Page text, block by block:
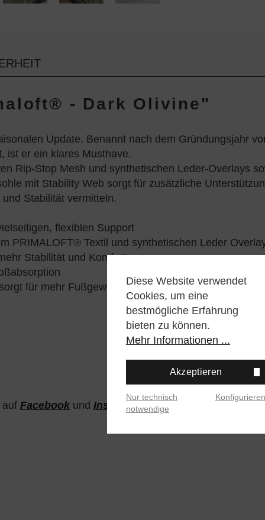
- Dark Olivine"
Update. Benannt nach dem Gründungsjahr
ist er ein klares Musthave.
Rip-Stop Mesh und synthetischen Leder-Overlays
mit Stability Web sorgt für zusätzliche
Stabilität vermitteln.
flexiblen Support
PRIMALOFT® Textil und synthetischen Leder
Stabilität und Komfort
für mehr Fußgewölbestützung
auf Facebook und Instagram
Diese Website verwendet
Cookies, um eine
bestmögliche Erfahrung
bieten zu können.
Mehr Informationen ...
Akzeptieren
Nur technisch
notwendige
Konfigurieren